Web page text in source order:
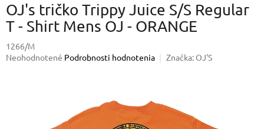
OJ's tričko Trippy Juice S/S Regular
T - Shirt Mens OJ - ORANGE
1266/M
Priemerné
Neohodnotené Podrobnosti hodnotenia Značka: OJ'S